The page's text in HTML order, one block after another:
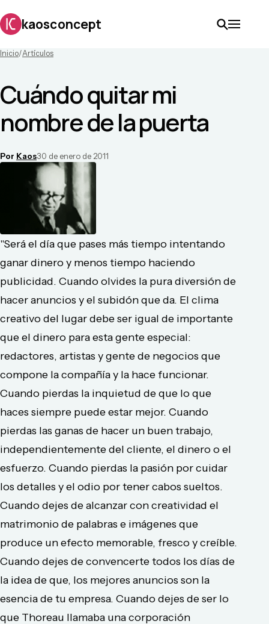
kaosconcept
Inicio/Artículos
Cuándo quitar mi
nombre de la puerta
Por Kaos30 de enero de 2011
"Será el día que pases más tiempo intentando
ganar dinero y menos tiempo haciendo
publicidad. Cuando olvides la pura diversión de
hacer anuncios y el subidón que da. El clima
creativo del lugar debe ser igual de importante
que el dinero para esta gente especial:
redactores, artistas y gente de negocios que
compone la compañía y la hace funcionar.
Cuando pierdas la inquietud de que lo que
haces siempre puede estar mejor. Cuando
pierdas las ganas de hacer un buen trabajo,
independientemente del cliente, el dinero o el
esfuerzo. Cuando pierdas la pasión por cuidar
los detalles y el odio por tener cabos sueltos.
Cuando dejes de alcanzar con creatividad el
matrimonio de palabras e imágenes que
produce un efecto memorable, fresco y creíble.
Cuando dejes de convencerte todos los días de
la idea de que, los mejores anuncios son la
esencia de tu empresa. Cuando dejes de ser lo
que Thoreau llamaba una corporación